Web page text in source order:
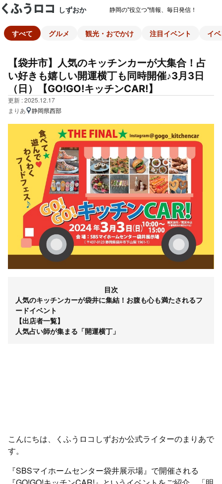
しずおか 静岡の"役立つ"情報、毎日発信！
すべて グルメ 観光・おでかけ 注目イベント イ
【袋井市】人気のキッチンカーが大集合！占
い好きも嬉しい開運横丁も同時開催♪3月3日
（日）【GO!GO!キッチンCAR!】
更新 : 2025.12.17
まりあ
静岡県西部
目次
人気のキッチンカーが袋井に集結！お腹も心も満たされるフ
ードイベント
【出店者一覧】
人気占い師が集まる「開運横丁」
こんにちは、くふうロコしずおか公式ライターのまりあで
す。
『SBSマイホームセンター袋井展示場』で開催される